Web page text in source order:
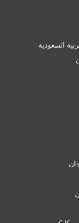
السعودية